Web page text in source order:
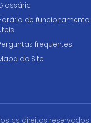
de funcionamento
frequentes
do Site
os direitos reservados.